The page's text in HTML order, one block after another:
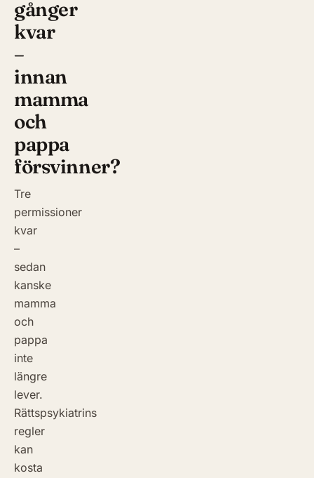
gånger
kvar
–
innan
mamma
och
pappa
försvinner?
Tre
permissioner
kvar
–
sedan
kanske
mamma
och
pappa
inte
längre
lever.
Rättspsykiatrins
regler
kan
kosta